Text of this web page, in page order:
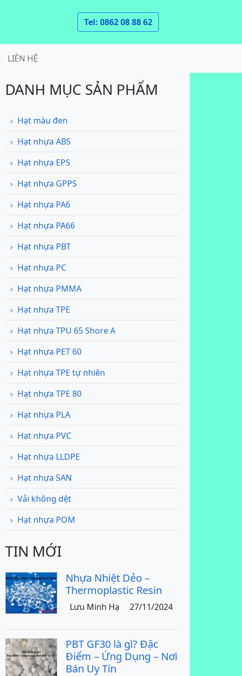
Tel: 0862 08 88 62
LIÊN HỆ
DANH MỤC SẢN PHẨM
Hạt màu đen
Hạt nhựa ABS
Hạt nhựa EPS
Hạt nhựa GPPS
Hạt nhựa PA6
Hạt nhựa PA66
Hạt nhựa PBT
Hạt nhựa PC
Hạt nhựa PMMA
Hạt nhựa TPE
Hạt nhựa TPU 65 Shore A
Hạt nhựa PET 60
Hạt nhựa TPE tự nhiên
Hạt nhựa TPE 80
Hạt nhựa PLA
Hạt nhựa PVC
Hạt nhựa LLDPE
Hạt nhựa SAN
Vải không dệt
Hạt nhựa POM
TIN MỚI
Nhựa Nhiệt Dẻo –
Thermoplastic Resin
Lưu Minh Hạ 27/11/2024
PBT GF30 là gì? Đặc
Điểm – Ứng Dụng – Nơi
Bán Uy Tín